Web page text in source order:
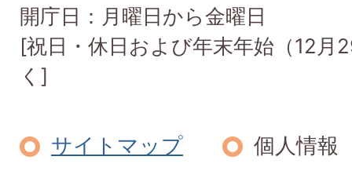
開庁日：月曜日から金曜日
[祝日・休日および年末年始（12月
く]
サイトマップ
個人情報